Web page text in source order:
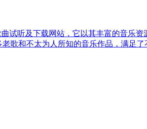
试听及下载网站，它以其丰富的音乐
歌和不太为人所知的音乐作品，满足